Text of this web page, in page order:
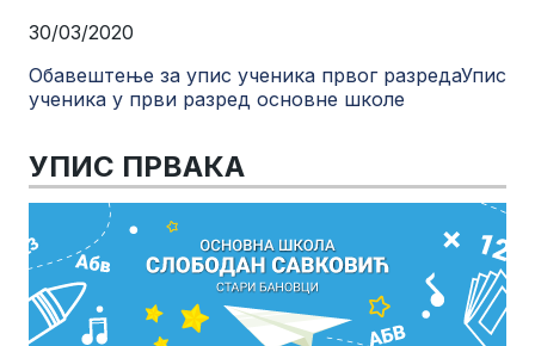
30/03/2020
Обавештење за упис ученика првог разредаУпис
ученика у први разред основне школе
УПИС ПРВАКА